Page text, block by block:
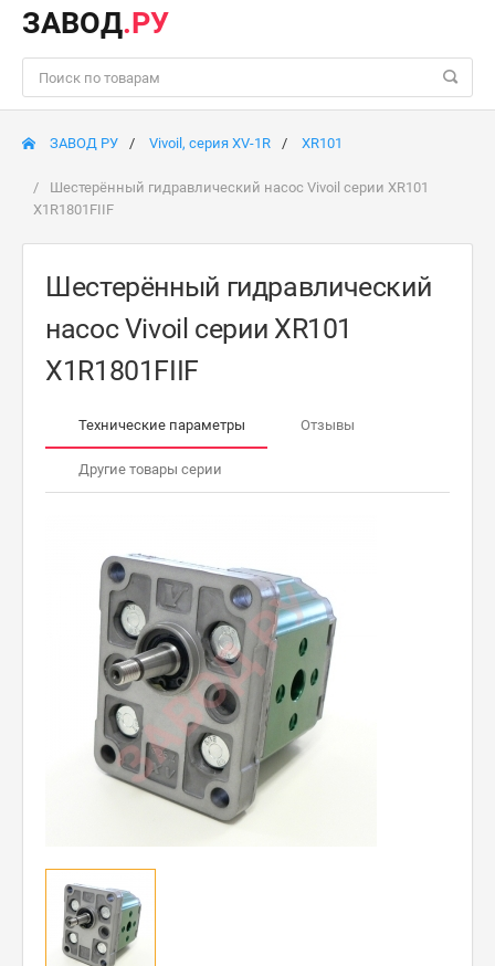
ЗАВОД.РУ
ЗАВОД РУ Vivoil, серия XV-1R XR101
Шестерённый гидравлический насос Vivoil серии XR101
X1R1801FIIF
Шестерённый гидравлический
насос Vivoil серии XR101
X1R1801FIIF
Технические параметры Отзывы
Другие товары серии